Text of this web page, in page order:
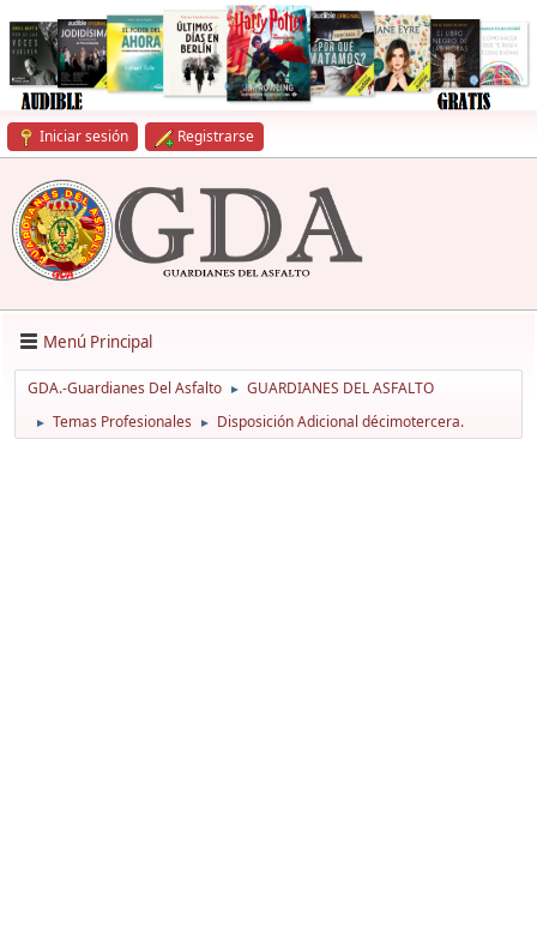
Iniciar sesión Registrarse
Menú Principal
GDA.-Guardianes Del Asfalto ► GUARDIANES DEL ASFALTO
► Temas Profesionales ► Disposición Adicional décimotercera.